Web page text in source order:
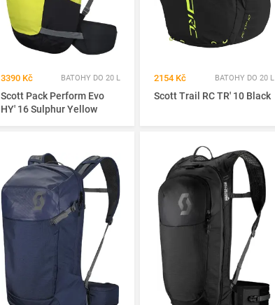
3390 Kč BATOHY DO 20 L
Scott Pack Perform Evo
HY' 16 Sulphur Yellow
2154 Kč BATOHY DO 20 L
Scott Trail RC TR' 10 Black